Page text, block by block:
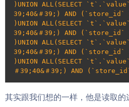
)UNION ALL(SELECT
39;40&＃39;) AND (`store_id`
)UNION ALL(SELECT
39;40&＃39;) AND (`store_id`
)UNION ALL(SELECT
39;40&＃39;) AND (`store_id`
)UNION ALL(SELECT
＃39;40&＃39;) AND
其实跟我们想的一样，他是读取的